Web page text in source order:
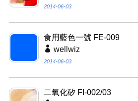
2014-06-03
食用藍色一號 FE-009
wellwiz
2014-06-03
二氧化矽 FI-002/03